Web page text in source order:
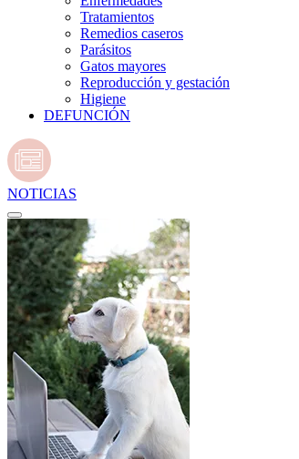
Tratamientos
Remedios caseros
Parásitos
Gatos mayores
Reproducción y gestación
Higiene
DEFUNCIÓN
NOTICIAS